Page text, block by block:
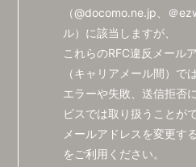
会員登録 ログイン
（@docomo.ne.jp、＠
ル）に該当しますが、
これらのRFC違反メール
（キャリアメール間）で
エラーや失敗、送信拒否
ビスでは取り扱うことが
メールアドレスを変更す
をご利用ください。